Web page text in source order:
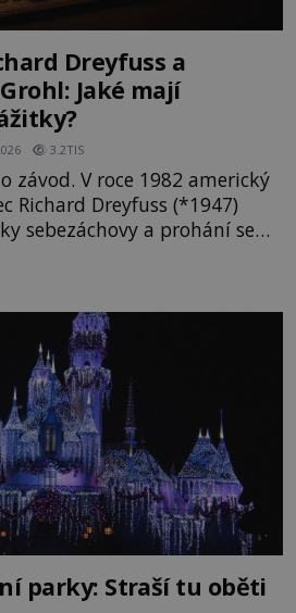
Dreyfuss a
Jaké mají
3.2TIS
závod. V roce 1982 americký
Richard Dreyfuss (*1947)
sebezáchovy a prohání se
jako utržený ze
katastrofou, když to Dreyfuss
kokain. Tímto
parky: Straší tu oběti